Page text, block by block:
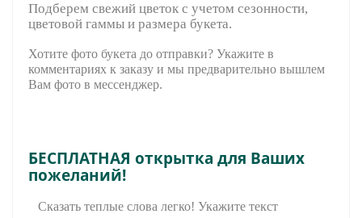
Подберем свежий цветок с учетом сезонности,
цветовой гаммы и размера букета.
Хотите фото букета до отправки? Укажите в
комментариях к заказу и мы предварительно вышлем
Вам фото в мессенджер.
БЕСПЛАТНАЯ открытка для Ваших
пожеланий!
Сказать теплые слова легко! Укажите текст